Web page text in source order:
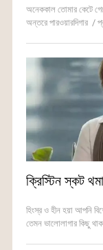
অনেককাল তোমার কেটে
অন্তরে পারওয়ারদিগার /
ক্রিস্টিন স্কট
হিংস্র ও হীন হয়া আপনি
তেমন ভালোলাগার কিছু